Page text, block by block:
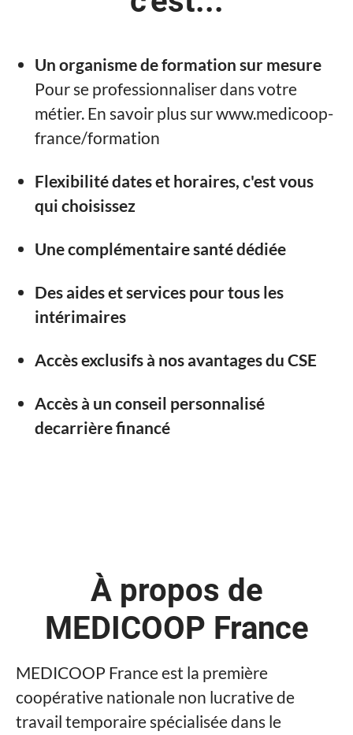
Un organisme de formation sur mesure
Pour se professionnaliser dans votre
métier. En savoir plus sur www.medicoop-
france/formation
Flexibilité dates et horaires, c'est vous
qui choisissez
Une complémentaire santé dédiée
Des aides et services pour tous les
intérimaires
Accès exclusifs à nos avantages du CSE
Accès à un conseil personnalisé
decarrière financé
À propos de
MEDICOOP France
MEDICOOP France est la première
coopérative nationale non lucrative de
travail temporaire spécialisée dans le